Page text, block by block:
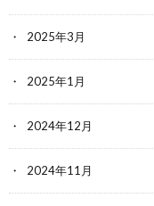
2025年3月
2025年1月
2024年12月
2024年11月